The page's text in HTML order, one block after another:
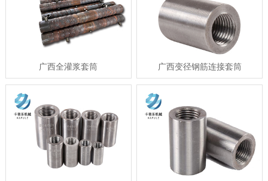
广西​全灌浆套筒 广西变径钢筋连接套筒